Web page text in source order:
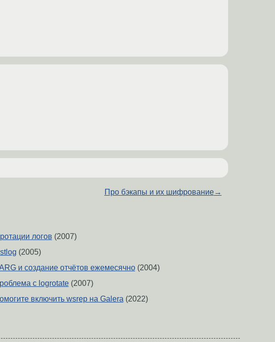
Про бэкапы и их шифрование→
логов (2007)
(2005)
и создание отчётов ежемесячно(2004)
с logrotate(2007)
включить wsrep на Galera(2022)